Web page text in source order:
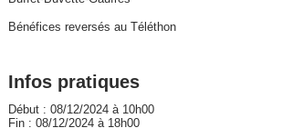
Bénéfices reversés au Téléthon
Infos pratiques
Début : 08/12/2024 à 10h00
Fin : 08/12/2024 à 18h00